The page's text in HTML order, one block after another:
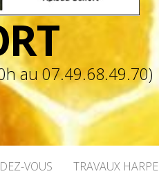
au 07.49.68.49.70)
VOUS TRAVAUX HARPE